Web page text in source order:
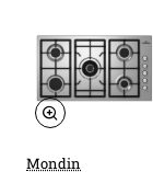
Mondin